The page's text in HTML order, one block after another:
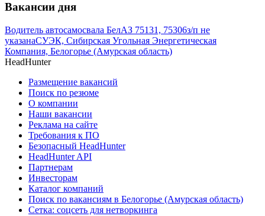
Вакансии дня
Водитель автосамосвала БелАЗ 75131, 75306з/п не
указанаСУЭК, Сибирская Угольная Энергетическая
Компания, Белогорье (Амурская область)
HeadHunter
Размещение вакансий
Поиск по резюме
О компании
Наши вакансии
Реклама на сайте
Требования к ПО
Безопасный HeadHunter
HeadHunter API
Партнерам
Инвесторам
Каталог компаний
Поиск по вакансиям в Белогорье (Амурская область)
Сетка: соцсеть для нетворкинга